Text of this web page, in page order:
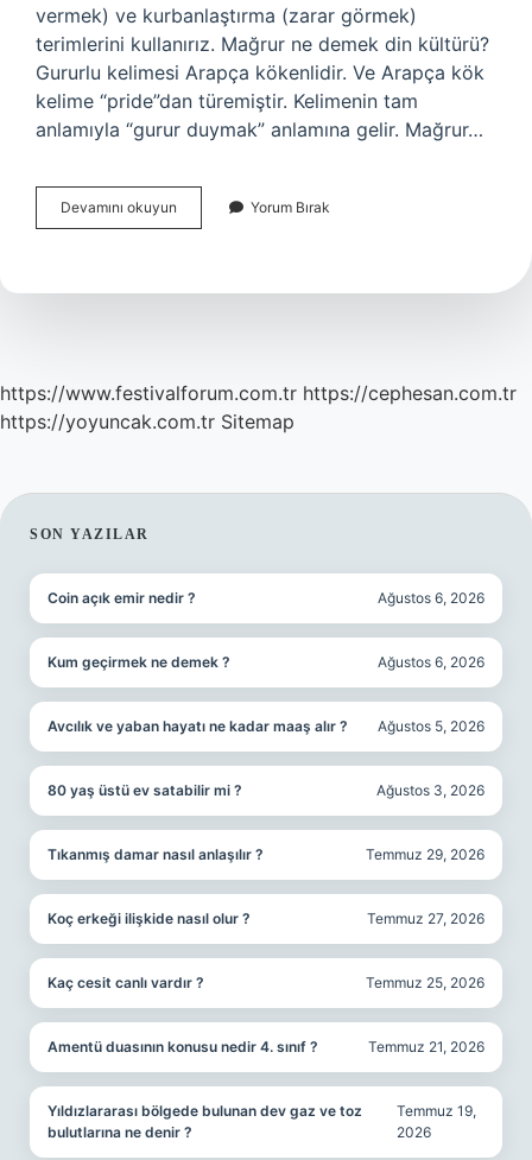
vermek) ve kurbanlaştırma (zarar görmek)
terimlerini kullanırız. Mağrur ne demek din kültürü?
Gururlu kelimesi Arapça kökenlidir. Ve Arapça kök
kelime “pride”dan türemiştir. Kelimenin tam
anlamıyla “gurur duymak” anlamına gelir. Mağrur…
Devamını okuyun
Ismi
Yorum Bırak
https://www.festivalforum.com.tr https://cephesan.com.tr
https://yoyuncak.com.tr Sitemap
SIDEBAR
SON YAZILAR
Coin açık emir nedir ? Ağustos 6, 2026
Kum geçirmek ne demek ? Ağustos 6, 2026
Avcılık ve yaban hayatı ne kadar maaş alır ? Ağustos 5, 2026
80 yaş üstü ev satabilir mi ? Ağustos 3, 2026
Tıkanmış damar nasıl anlaşılır ? Temmuz 29, 2026
Koç erkeği ilişkide nasıl olur ? Temmuz 27, 2026
Kaç cesit canlı vardır ? Temmuz 25, 2026
Amentü duasının konusu nedir 4. sınıf ? Temmuz 21, 2026
Yıldızlararası bölgede bulunan dev gaz ve toz
bulutlarına ne denir ?
Temmuz 19,
2026